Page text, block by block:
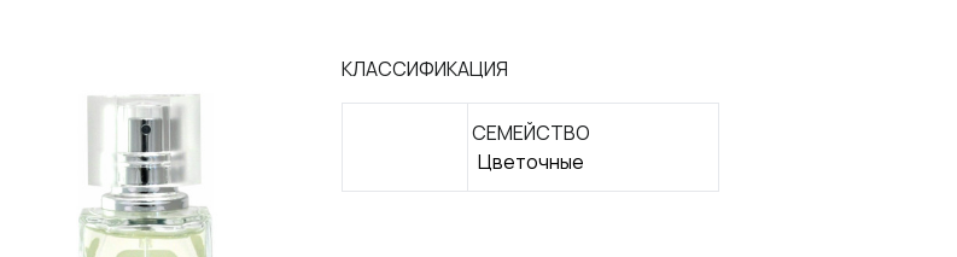
КЛАССИФИКАЦИЯ
СЕМЕЙСТВО
Цветочные